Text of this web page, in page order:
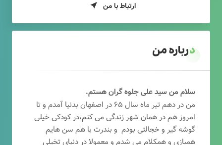
ارتباط با من
درباره من
سلام من سید علی جلوه گران هستم.
من در دهم تیر ماه سال ۶۵ در اصفهان بدنیا آمدم و تا
امروز هم در همان شهر زندگی می کنم،در کودکی خیلی
گوشه گیر و خجالتی بودم و بندرت با هم سن هایم
همبازی و همکلام می شدم و معمولا در دنیای تخیلی